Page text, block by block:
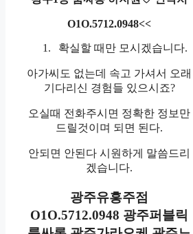
O1O.5712.0948<<
확실할 때만 모시겠습니다.
아가씨도 없는데 속고 가셔서 오래
기다리신 경험들 있으시죠?
오실때 전화주시면 정확한 정보만
드릴것이며 되면 된다.
안되면 안된다 시원하게 말씀드리
겠습니다.
광주유흥주점
O1O.5712.0948 광주퍼블릭